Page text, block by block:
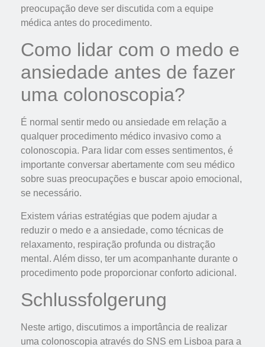
preocupação deve ser discutida com a equipe
médica antes do procedimento.
Como lidar com o medo e
ansiedade antes de fazer
uma colonoscopia?
É normal sentir medo ou ansiedade em relação a
qualquer procedimento médico invasivo como a
colonoscopia. Para lidar com esses sentimentos, é
importante conversar abertamente com seu médico
sobre suas preocupações e buscar apoio emocional,
se necessário.
Existem várias estratégias que podem ajudar a
reduzir o medo e a ansiedade, como técnicas de
relaxamento, respiração profunda ou distração
mental. Além disso, ter um acompanhante durante o
procedimento pode proporcionar conforto adicional.
Schlussfolgerung
Neste artigo, discutimos a importância de realizar
uma colonoscopia através do SNS em Lisboa para a